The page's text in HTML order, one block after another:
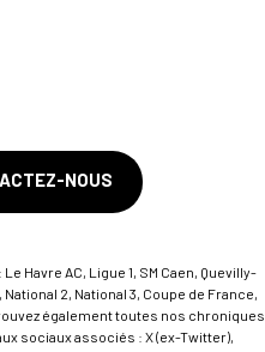
NOUS
Havre AC, Ligue 1, SM Caen, Quevilly-
2, National 3, Coupe de France,
également toutes nos chroniques
sociaux associés : X (ex-Twitter),